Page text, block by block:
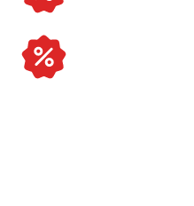
Land Rover
Dodge